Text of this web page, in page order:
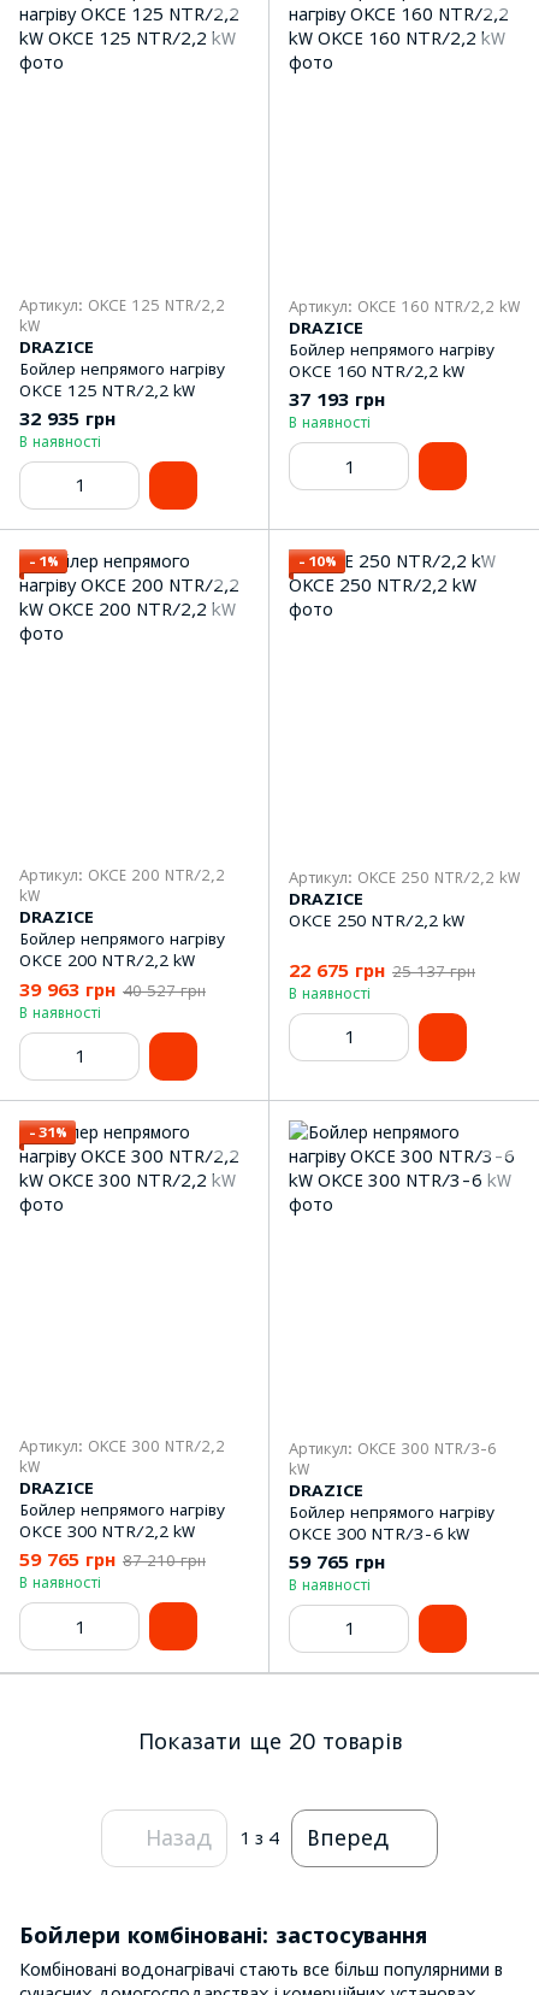
Артикул: OKCE 125 NTR/2,2
kW
DRAZICE
Бойлер непрямого нагріву
OKCE 125 NTR/2,2 kW
32 935 грн
В наявності
Артикул: OKCE 160 NTR/2,2 kW
DRAZICE
Бойлер непрямого нагріву
OKCE 160 NTR/2,2 kW
37 193 грн
В наявності
−1%
Артикул: OKCE 200 NTR/2,2
kW
DRAZICE
Бойлер непрямого нагріву
OKCE 200 NTR/2,2 kW
39 963 грн 40 527 грн
В наявності
−10%
Артикул: OKCE 250 NTR/2,2 kW
DRAZICE
OKCE 250 NTR/2,2 kW
22 675 грн 25 137 грн
В наявності
−31%
Артикул: OKCE 300 NTR/2,2
kW
DRAZICE
Бойлер непрямого нагріву
OKCE 300 NTR/2,2 kW
59 765 грн 87 210 грн
В наявності
Артикул: OKCE 300 NTR/3-6
kW
DRAZICE
Бойлер непрямого нагріву
OKCE 300 NTR/3-6 kW
59 765 грн
В наявності
Показати ще 20 товарів
Назад 1 з 4 Вперед
Бойлери комбіновані: застосування
Комбіновані водонагрівачі стають все більш популярними в